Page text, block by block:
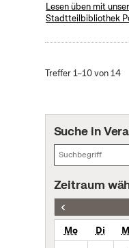
Lesen üben mit
Stadtteilbibliothek
Treffer 1–10 von 14
Suche in
Zeitraum
Mo Di